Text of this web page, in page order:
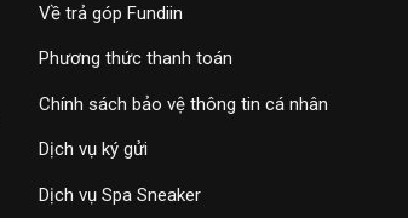
Về trả góp Fundiin
Phương thức thanh toán
Chính sách bảo vệ thông tin cá nhân
Dịch vụ ký gửi
Dịch vụ Spa Sneaker